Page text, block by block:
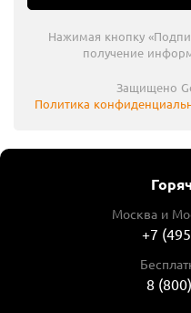
Нажимая кнопку
получение
Защищено
Политика
Москва и
+7
8